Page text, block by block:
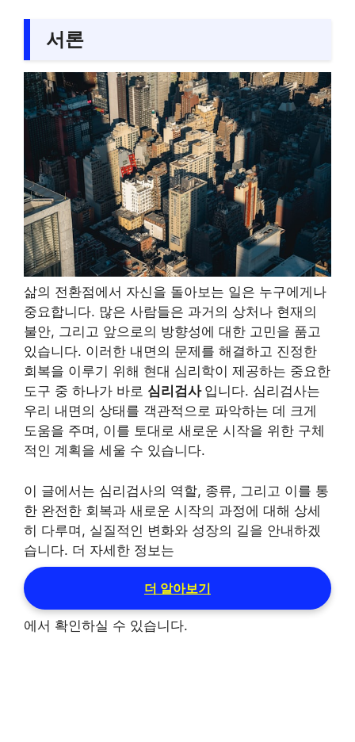
서론
삶의 전환점에서 자신을 돌아보는 일은 누구에게나
중요합니다. 많은 사람들은 과거의 상처나 현재의
불안, 그리고 앞으로의 방향성에 대한 고민을 품고
있습니다. 이러한 내면의 문제를 해결하고 진정한
회복을 이루기 위해 현대 심리학이 제공하는 중요한
도구 중 하나가 바로 심리검사 입니다. 심리검사는
우리 내면의 상태를 객관적으로 파악하는 데 크게
도움을 주며, 이를 토대로 새로운 시작을 위한 구체
적인 계획을 세울 수 있습니다.
이 글에서는 심리검사의 역할, 종류, 그리고 이를 통
한 완전한 회복과 새로운 시작의 과정에 대해 상세
히 다루며, 실질적인 변화와 성장의 길을 안내하겠
습니다. 더 자세한 정보는
더 알아보기
에서 확인하실 수 있습니다.